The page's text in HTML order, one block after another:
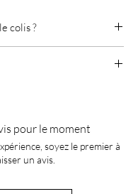
colis ?
pour le moment
soyez le premier à
un avis.